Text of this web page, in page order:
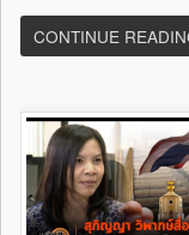
CONTINUE